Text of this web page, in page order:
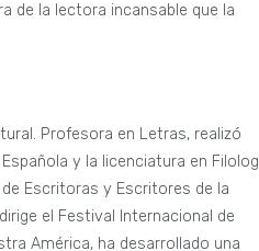
de la lectora incansable que la
Profesora en Letras, realizó
y la licenciatura en
Escritoras y Escritores de la
el Festival Internacional de
América, ha desarrollado una